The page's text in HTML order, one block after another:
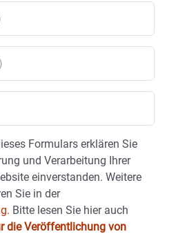
Formulars erklären Sie
und Verarbeitung Ihrer
einverstanden. Weitere
Sie in der
Bitte lesen Sie hier auch
die Veröffentlichung von